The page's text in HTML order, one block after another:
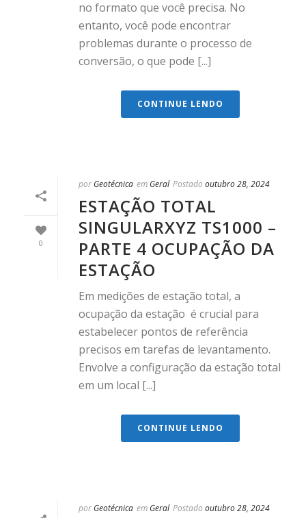
no formato que você precisa. No
entanto, você pode encontrar
problemas durante o processo de
conversão, o que pode [...]
CONTINUE LENDO
0
por Geotécnica em Geral Postado outubro 28, 2024
ESTAÇÃO TOTAL
SINGULARXYZ TS1000 –
PARTE 4 OCUPAÇÃO DA
ESTAÇÃO
Em medições de estação total, a
ocupação da estação é crucial para
estabelecer pontos de referência
precisos em tarefas de levantamento.
Envolve a configuração da estação total
em um local [...]
CONTINUE LENDO
por Geotécnica em Geral Postado outubro 28, 2024